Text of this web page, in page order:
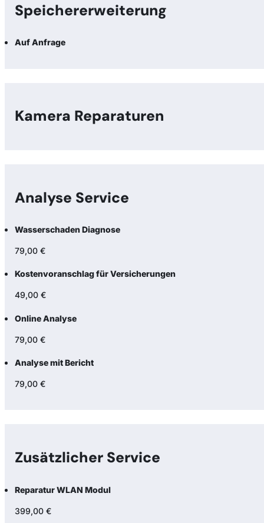
Speicher­erweiterung
Auf Anfrage
Kamera Reparaturen
Analyse Service
Wasserschaden Diagnose
79,00 €
Kostenvoranschlag für Versicherungen
49,00 €
Online Analyse
79,00 €
Analyse mit Bericht
79,00 €
Zusätzlicher Service
Reparatur WLAN Modul
399,00 €